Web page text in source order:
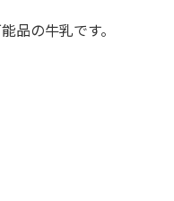
品の牛乳です。